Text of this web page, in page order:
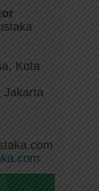
Kota
Jakarta